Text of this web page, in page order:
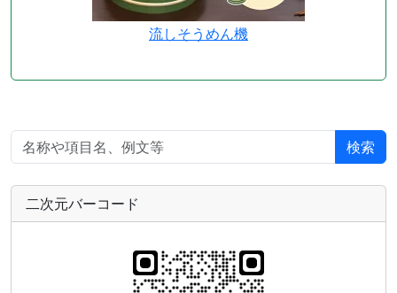
流しそうめん機
検索
二次元バーコード